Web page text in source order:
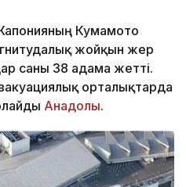
Кумамото
жойқын жер
саны 38 адамға жетті.
орталықтарда
Анадолы.